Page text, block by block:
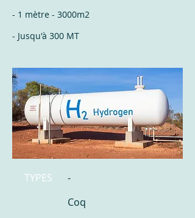
- 1 mètre - 3000m2
- Jusqu'à 300 MT
TYPES
-
Coq